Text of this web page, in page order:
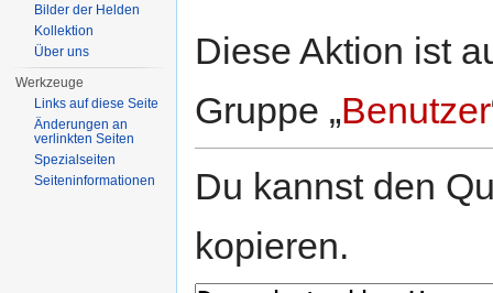
Diese Aktion ist
Gruppe „Benutzer
Du kannst den
kopieren.
Bilder der Helden
Kollektion
Über uns
Werkzeuge
Links auf diese Seite
Änderungen an
verlinkten Seiten
Spezialseiten
Seiten­informationen